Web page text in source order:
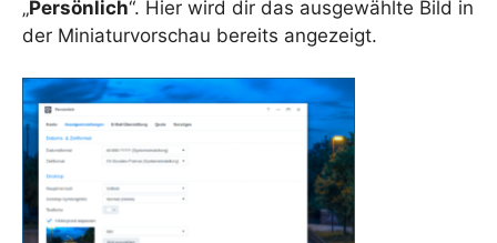
„Persönlich“. Hier wird dir das ausgewählte Bild in
der Miniaturvorschau bereits angezeigt.